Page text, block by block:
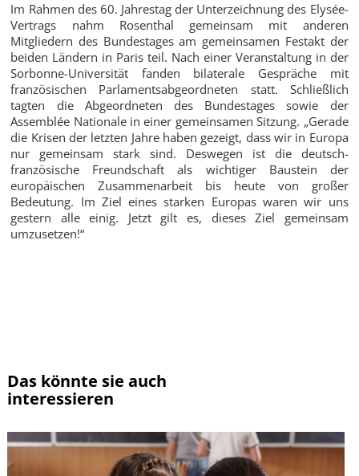
Im Rahmen des 60. Jahrestag der Unterzeichnung des Elysée-
Vertrags nahm Rosenthal gemeinsam mit anderen
Mitgliedern des Bundestages am gemeinsamen Festakt der
beiden Ländern in Paris teil. Nach einer Veranstaltung in der
Sorbonne-Universität fanden bilaterale Gespräche mit
französischen Parlamentsabgeordneten statt. Schließlich
tagten die Abgeordneten des Bundestages sowie der
Assemblée Nationale in einer gemeinsamen Sitzung. „Gerade
die Krisen der letzten Jahre haben gezeigt, dass wir in Europa
nur gemeinsam stark sind. Deswegen ist die deutsch-
französische Freundschaft als wichtiger Baustein der
europäischen Zusammenarbeit bis heute von großer
Bedeutung. Im Ziel eines starken Europas waren wir uns
gestern alle einig. Jetzt gilt es, dieses Ziel gemeinsam
umzusetzen!“
Das könnte sie auch
interessieren